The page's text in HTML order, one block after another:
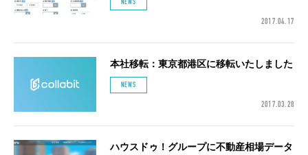
NEWS
2017.04.17
本社移転：東京都港区に移転いたしました
NEWS
2017.03.28
ハウスドゥ！グループに不動産相場データ